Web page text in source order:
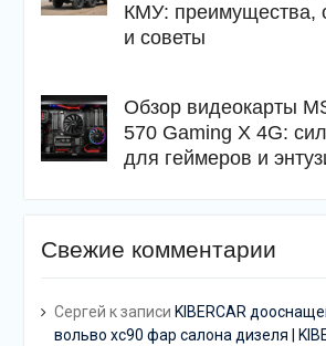
КМУ: преимущества,
и советы
Обзор видеокарты
570 Gaming X 4G:
для геймеров и
Свежие комментарии
Сергей к записи KIBERCAR
вольво хс90 фар салона дизеля |